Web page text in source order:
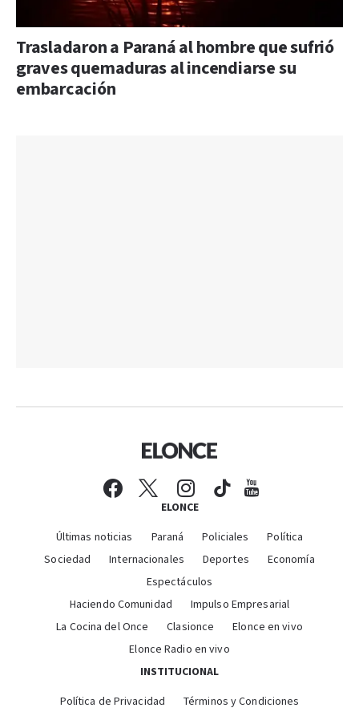
Trasladaron a Paraná al hombre que sufrió
graves quemaduras al incendiarse su
embarcación
ELONCE
Últimas noticias Paraná Policiales
Política
Sociedad
Internacionales Deportes
Economía
Espectáculos
Haciendo Comunidad
Impulso Empresarial
La Cocina del Once
Clasionce
Elonce en vivo
Elonce Radio en vivo
INSTITUCIONAL
Política de Privacidad Términos y Condiciones